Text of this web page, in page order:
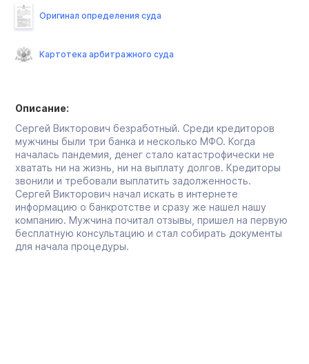
Описание:
Сергей Викторович безработный. Среди кредиторов
мужчины были три банка и несколько МФО. Когда
началась пандемия, денег стало катастрофически не
хватать ни на жизнь, ни на выплату долгов. Кредиторы
звонили и требовали выплатить задолженность.
Сергей Викторович начал искать в интернете
информацию о банкротстве и сразу же нашел нашу
компанию. Мужчина почитал отзывы, пришел на первую
бесплатную консультацию и стал собирать документы
для начала процедуры.
Оригинал определения суда
Картотека арбитражного суда